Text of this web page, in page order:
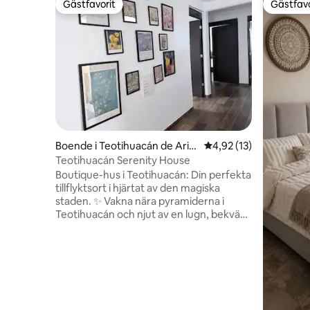
Gästfavorit
Gästfavorit
Boende i Teotihuacán de Arist
a
4,92 av 5 i
4,92 (13)
Teotihuacán Serenity House
Boutique-hus i Teotihuacán: Din perfekta
tillflyktsort i hjärtat av den magiska
staden. ✨ Vakna nära pyramiderna i
Teotihuacán och njut av en lugn, bekväm